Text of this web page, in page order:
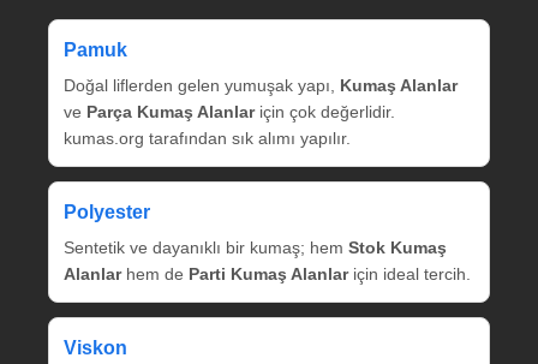
Pamuk
Doğal liflerden gelen yumuşak yapı, Kumaş Alanlar
ve Parça Kumaş Alanlariçin çok değerlidir.
kumas.org tarafından sık alımı yapılır.
Polyester
Sentetik ve dayanıklı bir kumaş; hem Stok Kumaş
Alanlarhem de Parti Kumaş Alanlariçin ideal tercih.
Viskon